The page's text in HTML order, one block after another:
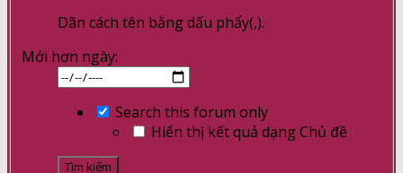
Dãn cách tên bằng dấu phẩy(,).
Mới hơn ngày:
Search this forum only
Hiển thị kết quả dạng Chủ đề